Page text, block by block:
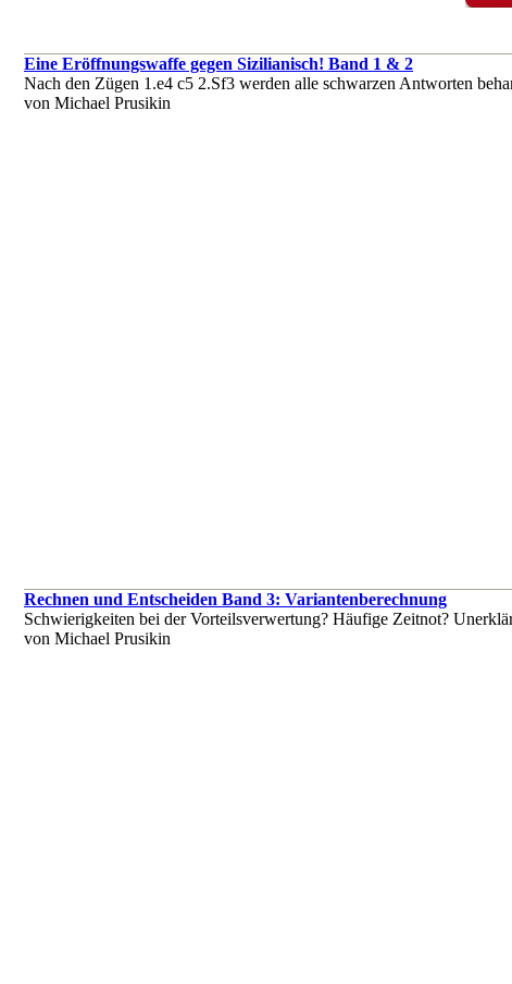
Eine Eröffnungswaffe gegen Sizilianisch! Band 1 & 2
Nach den Zügen 1.e4 c5 2.Sf3 werden alle schwarzen Antworten
von Michael Prusikin
Rechnen und Entscheiden Band 3: Variantenberechnung
Schwierigkeiten bei der Vorteilsverwertung? Häufige Zeitnot?
von Michael Prusikin